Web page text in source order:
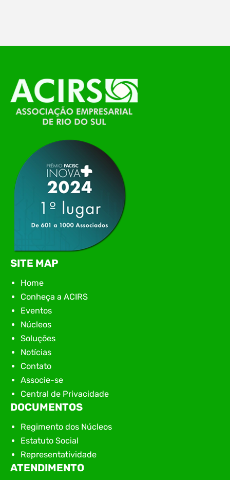
O Polo ACATE-ACIRS, por meio do NIAVI – Núcleo
de Tecnologia da Informação do Alto Vale do
Itajaí, realizou, no dia 21 de julho, o evento
Conexão Tech NIAVI, reunindo empresas de
tecnologia da região para uma noite de
apresentação de novas iniciativas para o setor. O
encontro aconteceu em Rio…
SITE MAP
Home
Conheça a ACIRS
Eventos
Núcleos
Soluções
Notícias
Contato
Associe-se
Central de Privacidade
DOCUMENTOS
Regimento dos Núcleos
Estatuto Social
Representatividade
ATENDIMENTO